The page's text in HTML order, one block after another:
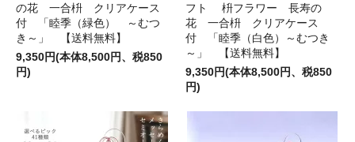
の花 一合枡 クリアケース
付 「睦季（緑色） ～むつ
き～」 【送料無料】
9,350円(本体8,500円、税850
円)
フト 枡フラワー 長寿の
花 一合枡 クリアケース
付 「睦季（白色）～むつき
～」 【送料無料】
9,350円(本体8,500円、税850
円)